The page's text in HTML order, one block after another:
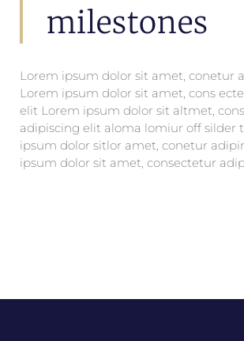
milestones
Lorem ipsum dolor sit amet, conetur
Lorem ipsum dolor sit amet, cons
elit Lorem ipsum dolor sit altmet,
adipiscing elit aloma lomiur off silder
ipsum dolor sitlor amet, conetur
ipsum dolor sit amet, consectetur